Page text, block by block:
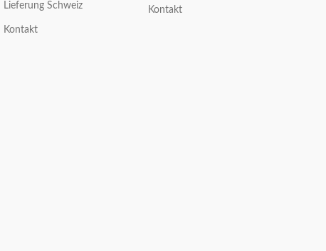
Lieferung Schweiz
Kontakt
Kontakt